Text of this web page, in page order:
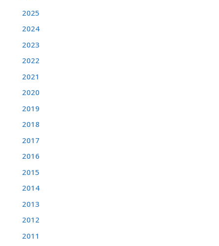
2025
2024
2023
2022
2021
2020
2019
2018
2017
2016
2015
2014
2013
2012
2011